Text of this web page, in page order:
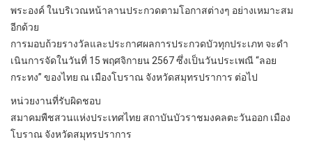
พระองค์ ในบริเวณหน้าลานประกวดตามโอกาสต่างๆ อย่างเหมาะสม
อีกด้วย
การมอบถ้วยรางวัลและประกาศผลการประกวดบัวทุกประเภท จะดํา
เนินการจัดในวันที่ 15 พฤศจิกายน 2567 ซึ่งเป็นวันประเพณี “ลอย
กระทง” ของไทย ณ เมืองโบราณ จังหวัดสมุทรปราการ ต่อไป
หน่วยงานที่รับผิดชอบ
สมาคมพืชสวนแห่งประเทศไทย สถาบันบัวราชมงคลตะวันออก เมือง
โบราณ จังหวัดสมุทรปราการ